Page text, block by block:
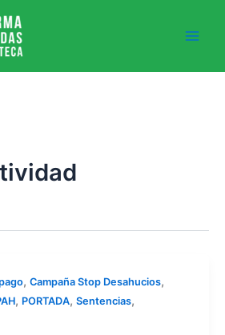
, Campaña Stop Desahucios,
, PORTADA, Sentencias,